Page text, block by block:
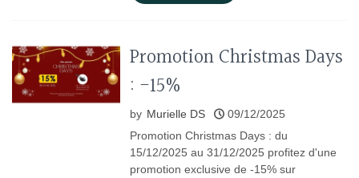
Promotion Christmas Days
: -15%
by Murielle DS
09/12/2025
Promotion Christmas Days : du
15/12/2025 au 31/12/2025 profitez d'une
promotion exclusive de -15% sur